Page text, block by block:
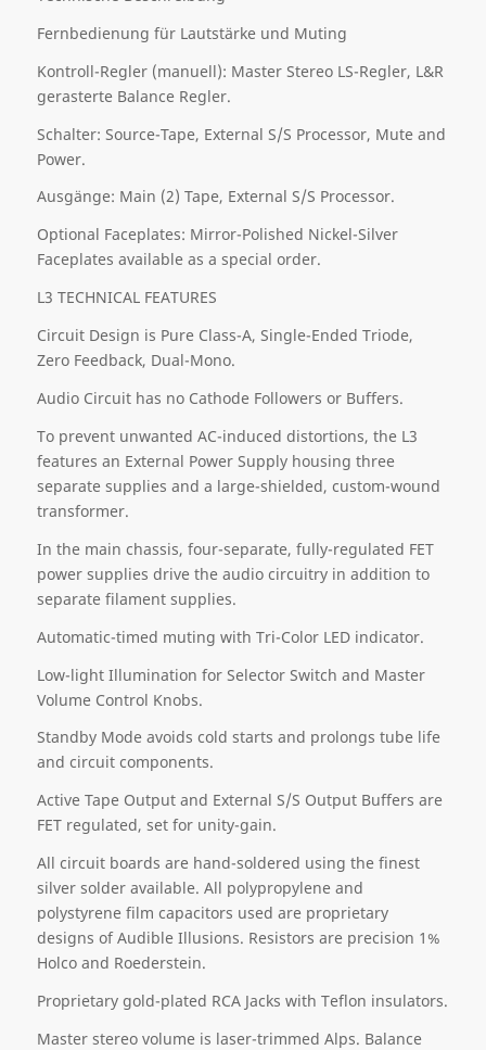
Fernbedienung für Lautstärke und Muting
Kontroll-Regler (manuell): Master Stereo LS-Regler, L&R
gerasterte Balance Regler.
Schalter: Source-Tape, External S/S Processor, Mute and
Power.
Ausgänge: Main (2) Tape, External S/S Processor.
Optional Faceplates: Mirror-Polished Nickel-Silver
Faceplates available as a special order.
L3 TECHNICAL FEATURES
Circuit Design is Pure Class-A, Single-Ended Triode,
Zero Feedback, Dual-Mono.
Audio Circuit has no Cathode Followers or Buffers.
To prevent unwanted AC-induced distortions, the L3
features an External Power Supply housing three
separate supplies and a large-shielded, custom-wound
transformer.
In the main chassis, four-separate, fully-regulated FET
power supplies drive the audio circuitry in addition to
separate filament supplies.
Automatic-timed muting with Tri-Color LED indicator.
Low-light Illumination for Selector Switch and Master
Volume Control Knobs.
Standby Mode avoids cold starts and prolongs tube life
and circuit components.
Active Tape Output and External S/S Output Buffers are
FET regulated, set for unity-gain.
All circuit boards are hand-soldered using the finest
silver solder available. All polypropylene and
polystyrene film capacitors used are proprietary
designs of Audible Illusions. Resistors are precision 1%
Holco and Roederstein.
Proprietary gold-plated RCA Jacks with Teflon insulators.
Master stereo volume is laser-trimmed Alps. Balance